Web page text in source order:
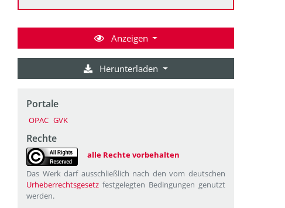
Anzeigen
Herunterladen
Portale
OPAC GVK
Rechte
alle Rechte vorbehalten
Das Werk darf ausschließlich nach den vom deutschen
Urheberrechtsgesetz festgelegten Bedingungen genutzt
werden.